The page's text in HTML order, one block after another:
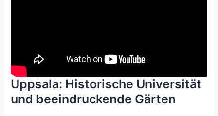
Uppsala: Historische Universität
und beeindruckende Gärten